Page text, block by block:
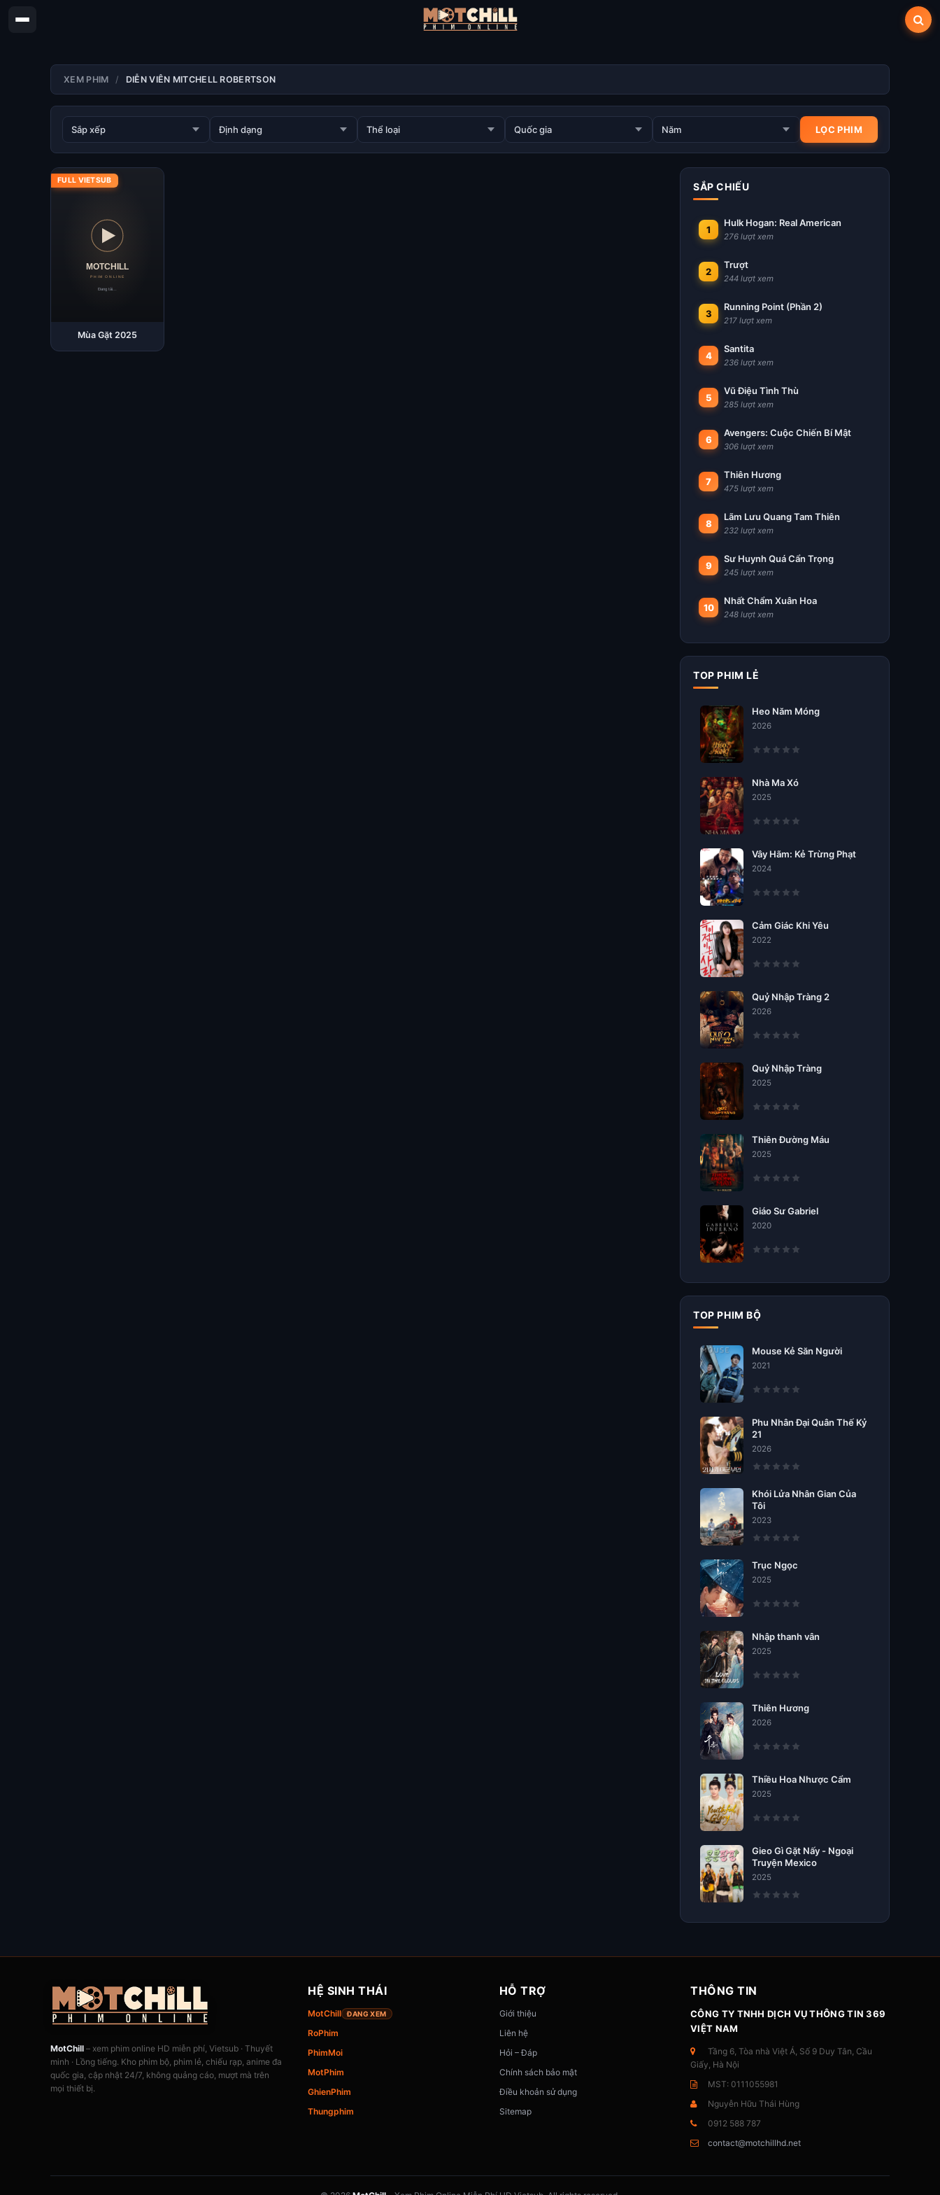
XEM PHIM DIỄN VIÊN MITCHELL ROBERTSON
FULL VIETSUB
Mùa Gặt 2025
SẮP CHIẾU
1
Hulk Hogan: Real American
276 lượt xem
2
Trượt
244 lượt xem
3
Running Point (Phần 2)
217 lượt xem
4
Santita
236 lượt xem
5
Vũ Điệu Tình Thù
285 lượt xem
6
Avengers: Cuộc Chiến Bí Mật
306 lượt xem
7
Thiên Hương
475 lượt xem
8
Lãm Lưu Quang Tam Thiên
232 lượt xem
9
Sư Huynh Quá Cẩn Trọng
245 lượt xem
10
Nhất Chẩm Xuân Hoa
248 lượt xem
TOP PHIM LẺ
Heo Năm Móng
2026
Nhà Ma Xó
2025
Vây Hãm: Kẻ Trừng Phạt
2024
Cảm Giác Khi Yêu
2022
Quỷ Nhập Tràng 2
2026
Quỷ Nhập Tràng
2025
Thiên Đường Máu
2025
Giáo Sư Gabriel
2020
TOP PHIM BỘ
Mouse Kẻ Săn Người
2021
Phu Nhân Đại Quân Thế Kỷ
21
2026
Khói Lửa Nhân Gian Của
Tôi
2023
Trục Ngọc
2025
Nhập thanh vân
2025
Thiên Hương
2026
Thiều Hoa Nhược Cẩm
2025
Gieo Gì Gặt Nấy - Ngoại
Truyện Mexico
2025
MotChill – xem phim online HD miễn phí, Vietsub · Thuyết
minh · Lồng tiếng. Kho phim bộ, phim lẻ, chiếu rạp, anime đa
quốc gia, cập nhật 24/7, không quảng cáo, mượt mà trên
mọi thiết bị.
HỆ SINH THÁI
MotChill ĐANG XEM
RoPhim
PhimMoi
MotPhim
GhienPhim
Thungphim
HỖ TRỢ
Giới thiệu
Liên hệ
Hỏi – Đáp
Chính sách bảo mật
Điều khoản sử dụng
Sitemap
THÔNG TIN
CÔNG TY TNHH DỊCH VỤ THÔNG TIN 369
VIỆT NAM
Tầng 6, Tòa nhà Việt Á, Số 9 Duy Tân, Cầu
Giấy, Hà Nội
MST: 0111055981
Nguyễn Hữu Thái Hùng
0912 588 787
contact@motchillhd.net